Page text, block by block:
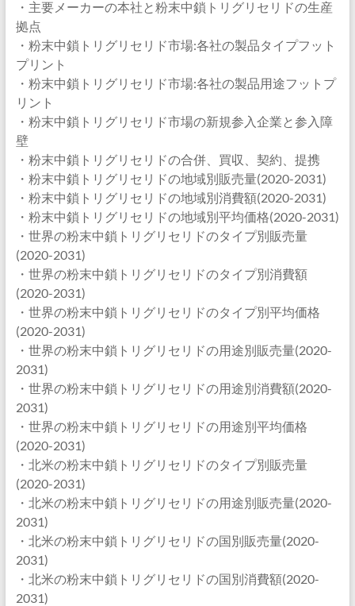
・主要メーカーの本社と粉末中鎖トリグリセリドの生産
拠点
・粉末中鎖トリグリセリド市場:各社の製品タイプフット
プリント
・粉末中鎖トリグリセリド市場:各社の製品用途フットプ
リント
・粉末中鎖トリグリセリド市場の新規参入企業と参入障
壁
・粉末中鎖トリグリセリドの合併、買収、契約、提携
・粉末中鎖トリグリセリドの地域別販売量(2020-2031)
・粉末中鎖トリグリセリドの地域別消費額(2020-2031)
・粉末中鎖トリグリセリドの地域別平均価格(2020-2031)
・世界の粉末中鎖トリグリセリドのタイプ別販売量
(2020-2031)
・世界の粉末中鎖トリグリセリドのタイプ別消費額
(2020-2031)
・世界の粉末中鎖トリグリセリドのタイプ別平均価格
(2020-2031)
・世界の粉末中鎖トリグリセリドの用途別販売量(2020-
2031)
・世界の粉末中鎖トリグリセリドの用途別消費額(2020-
2031)
・世界の粉末中鎖トリグリセリドの用途別平均価格
(2020-2031)
・北米の粉末中鎖トリグリセリドのタイプ別販売量
(2020-2031)
・北米の粉末中鎖トリグリセリドの用途別販売量(2020-
2031)
・北米の粉末中鎖トリグリセリドの国別販売量(2020-
2031)
・北米の粉末中鎖トリグリセリドの国別消費額(2020-
2031)